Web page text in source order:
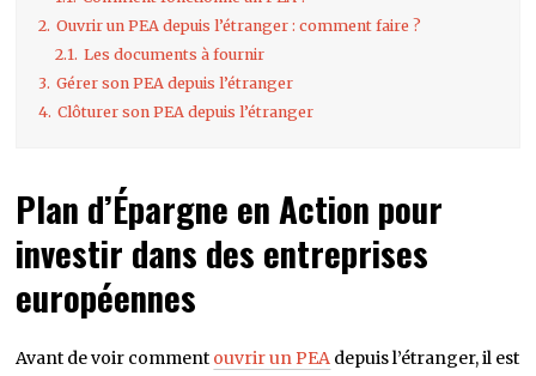
2. Ouvrir un PEA depuis l’étranger : comment faire ?
2.1. Les documents à fournir
3. Gérer son PEA depuis l’étranger
4. Clôturer son PEA depuis l’étranger
Plan d’Épargne en Action pour
investir dans des entreprises
européennes
Avant de voir comment ouvrir un PEA depuis l’étranger, il est